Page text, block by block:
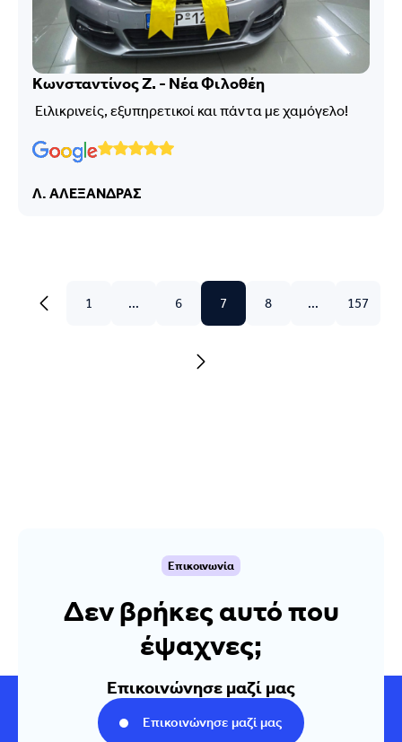
Κωνσταντίνος Ζ. - Νέα Φιλοθέη
Ειλικρινείς, εξυπηρετικοί και πάντα με χαμόγελο!
Λ. ΑΛΕΞΑΝΔΡΑΣ
1 ... 6 7 8 ... 157
Επικοινωνία
Δεν βρήκες αυτό που
έψαχνες;
Επικοινώνησε μαζί μας
Επικοινώνησε μαζί μας